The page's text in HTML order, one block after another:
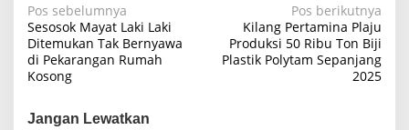
N
a
v
g
Pos sebelumnya
Sesosok Mayat Laki Laki
Ditemukan Tak Bernyawa
di Pekarangan Rumah
Kosong
Pos berikutnya
Kilang Pertamina Plaju
Produksi 50 Ribu Ton Biji
Plastik Polytam Sepanjang
2025
Jangan Lewatkan